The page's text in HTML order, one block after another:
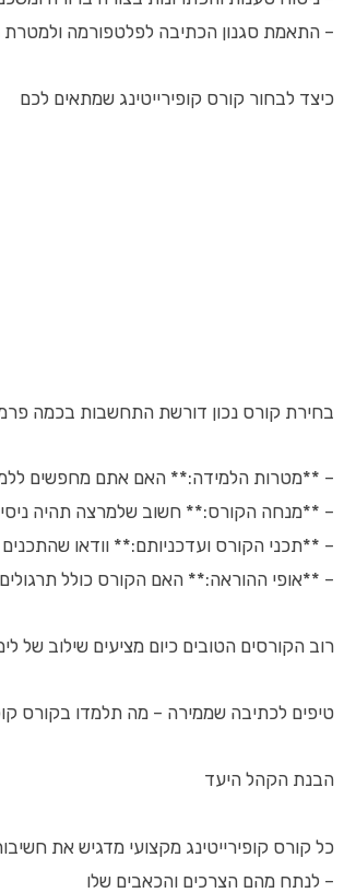
– התאמת סגנון הכתיבה לפלטפורמה ולמטרת
כיצד לבחור קורס קופירייטינג שמתאים לכם
בחירת קורס נכון דורשת התחשבות בכמה
– **מטרות הלמידה:** האם אתם מחפשים
– **מנחה הקורס:** חשוב שלמרצה תהיה
– **תכני הקורס ועדכניותם:** וודאו שהתכנים מעודכנים
– **אופי ההוראה:** האם הקורס כולל
רוב הקורסים הטובים כיום מציעים שילוב
טיפים לכתיבה שממירה – מה תלמדו בקורס
הבנת הקהל היעד
כל קורס קופירייטינג מקצועי מדגיש את
– לנתח מהם הצרכים והכאבים שלו